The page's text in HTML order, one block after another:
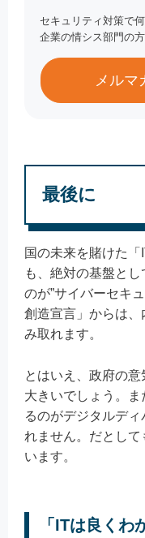
セキュリティ対策で
企業の情シス部門の方
メルマ
最後に
国の未来を賭けた
も、絶対の基盤と
のが”サイバーセキ
創造宣言」からは
み取れます。
とはいえ、政府の
大きいでしょう。
るのがデジタルデ
れません。だとし
います。
「ITは良く